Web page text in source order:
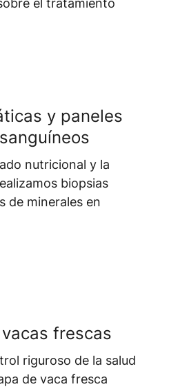
el tratamiento
y paneles
nutricional y la
biopsias
de minerales en
frescas
riguroso de la salud
de vaca fresca